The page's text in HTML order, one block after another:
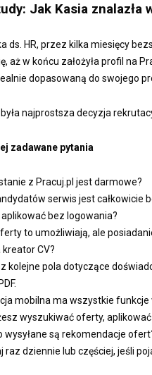
Jak Kasia znalazła
ds. HR, przez kilka miesięcy
aż w końcu założyła profil na
dopasowaną do swojego
najprostsza decyzja
zadawane pytania
z Pracuj.pl jest darmowe?
serwis jest całkowicie
bez logowania?
to umożliwiają, ale
kreator CV?
kolejne pola dotyczące
mobilna ma wszystkie
wyszukiwać oferty,
wysyłane są rekomendacje
raz dziennie lub częściej, jeśli